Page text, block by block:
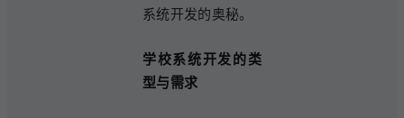
系统开发的奥秘。
学校系统开发的类
型与需求